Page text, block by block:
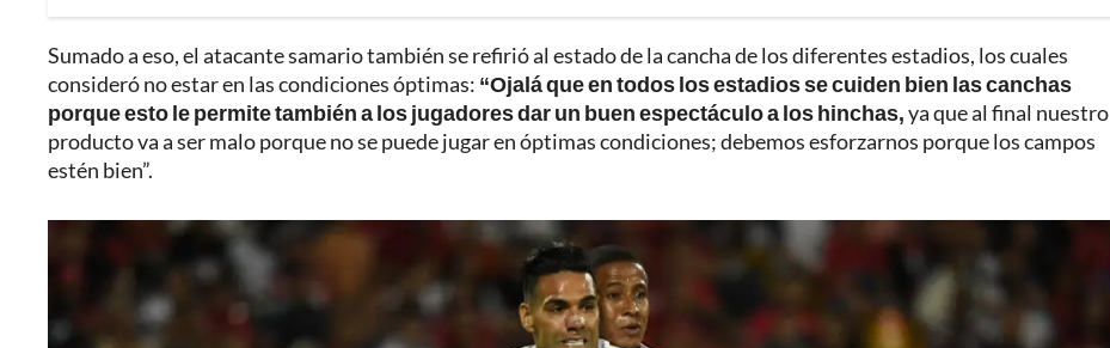
Sumado a eso, el atacante samario también se refirió al estado de la cancha de los diferentes estadios, los cuales
consideró no estar en las condiciones óptimas: “Ojalá que en todos los estadios se cuiden bien las canchas
porque esto le permite también a los jugadores dar un buen espectáculo a los hinchas,ya que al final nuestro
producto va a ser malo porque no se puede jugar en óptimas condiciones; debemos esforzarnos porque los campos
estén bien”.